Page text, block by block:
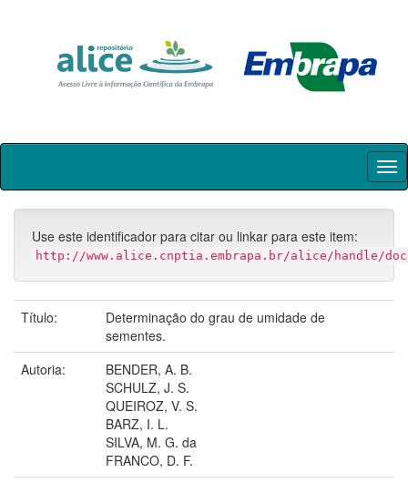
Skip
Use este identificador para citar ou linkar para este item:
http://www.alice.cnptia.embrapa.br/alice/handle/doc/
Título:
Determinação do grau de umidade de
sementes.
Autoria:
BENDER, A. B.
SCHULZ, J. S.
QUEIROZ, V. S.
BARZ, I. L.
SILVA, M. G. da
FRANCO, D. F.